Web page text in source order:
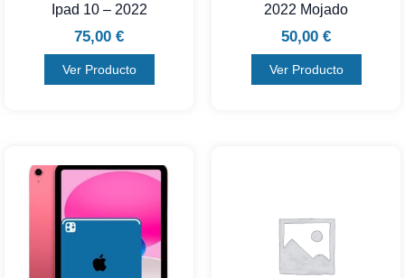
Ipad 10 – 2022
75,00 €
Ver Producto
2022 Mojado
50,00 €
Ver Producto